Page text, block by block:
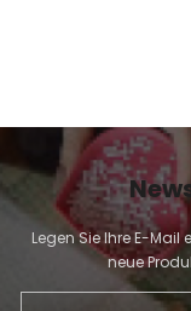
Legen Sie Ihre E-
neue